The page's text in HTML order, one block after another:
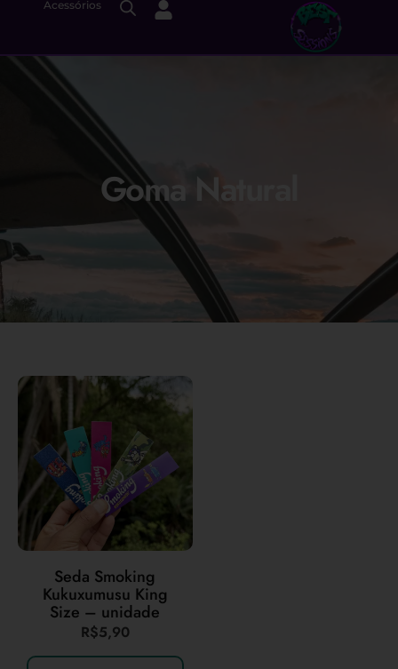
Acessórios
Goma Natural
Seda Smoking
Kukuxumusu King
Size – unidade
R$5,90